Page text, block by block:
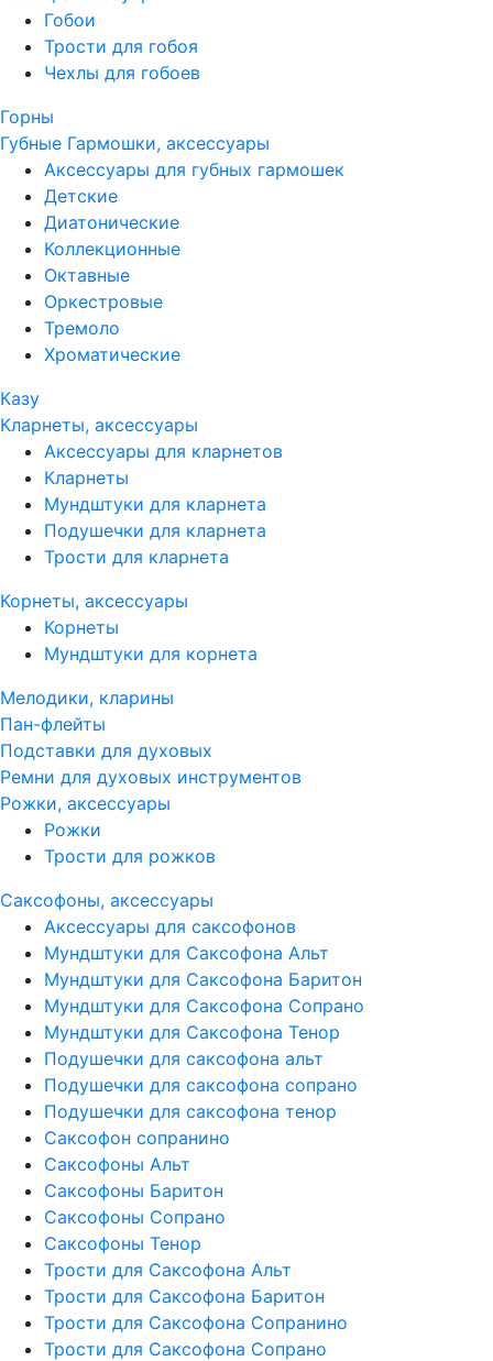
Гобои
Трости для гобоя
Чехлы для гобоев
Горны
Губные Гармошки, аксессуары
Аксессуары для губных гармошек
Детские
Диатонические
Коллекционные
Октавные
Оркестровые
Тремоло
Хроматические
Казу
Кларнеты, аксессуары
Аксессуары для кларнетов
Кларнеты
Мундштуки для кларнета
Подушечки для кларнета
Трости для кларнета
Корнеты, аксессуары
Корнеты
Мундштуки для корнета
Мелодики, кларины
Пан-флейты
Подставки для духовых
Ремни для духовых инструментов
Рожки, аксессуары
Рожки
Трости для рожков
Саксофоны, аксессуары
Аксессуары для саксофонов
Мундштуки для Саксофона Альт
Мундштуки для Саксофона Баритон
Мундштуки для Саксофона Сопрано
Мундштуки для Саксофона Тенор
Подушечки для саксофона альт
Подушечки для саксофона сопрано
Подушечки для саксофона тенор
Саксофон сопранино
Саксофоны Альт
Саксофоны Баритон
Саксофоны Сопрано
Саксофоны Тенор
Трости для Саксофона Альт
Трости для Саксофона Баритон
Трости для Саксофона Сопранино
Трости для Саксофона Сопрано